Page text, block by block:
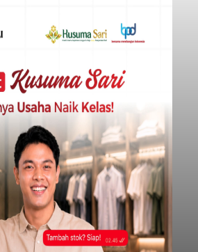
dengan Istri,
Ditemukan
di Pantai
-
Denpasar Selatan,
diketahui bernama I Kadek
tidak bernyawa di
Sukawati.
dunia, korban
lokasi terakhirnya
WhatsApp dan juga
botol pembersih lantai ke